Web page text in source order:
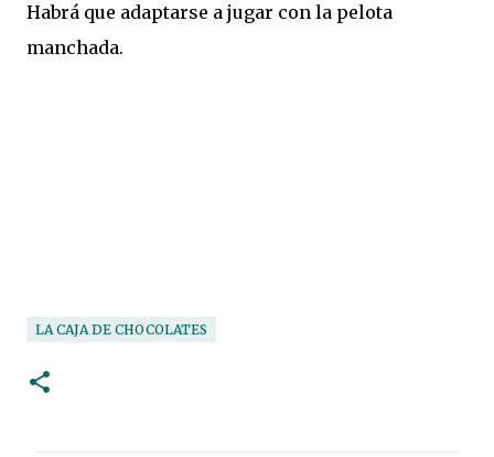
Habrá que adaptarse a jugar con la pelota
manchada.
LA CAJA DE CHOCOLATES